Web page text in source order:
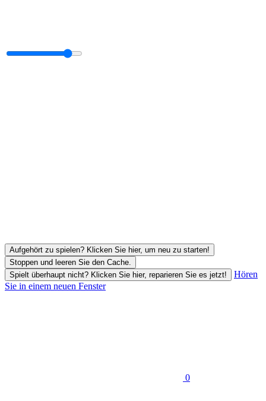
Aufgehört zu spielen? Klicken Sie hier, um neu zu starten!
Stoppen und leeren Sie den Cache.
Spielt überhaupt nicht? Klicken Sie hier, reparieren Sie es jetzt!
Hören
Sie in einem neuen Fenster
0